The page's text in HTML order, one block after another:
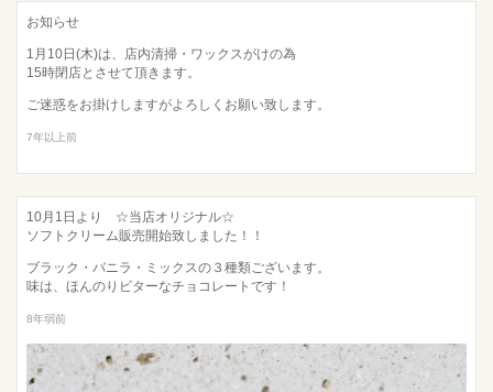
お知らせ
1月10日(木)は、店内清掃・ワックスがけの為
15時閉店とさせて頂きます。
ご迷惑をお掛けしますがよろしくお願い致します。
7年以上前
10月1日より ☆当店オリジナル☆
ソフトクリーム販売開始致しました！！
ブラック・バニラ・ミックスの３種類ございます。
味は、ほんのりビターなチョコレートです！
8年弱前